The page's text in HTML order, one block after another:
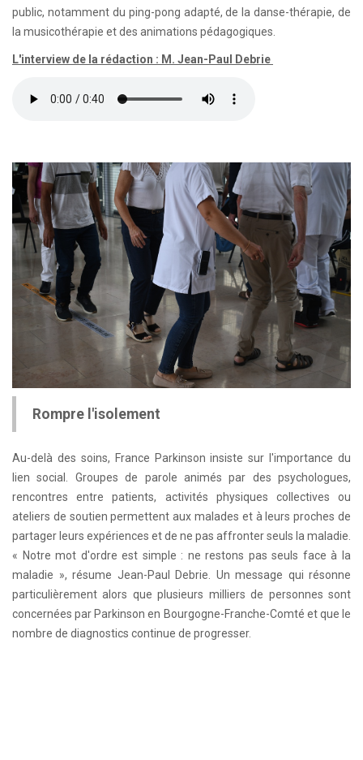
public, notamment du ping-pong adapté, de la danse-thérapie, de
la musicothérapie et des animations pédagogiques.
L'interview de la rédaction : M. Jean-Paul Debrie
Rompre l'isolement
Au-delà des soins, France Parkinson insiste sur l'importance du
lien social. Groupes de parole animés par des psychologues,
rencontres entre patients, activités physiques collectives ou
ateliers de soutien permettent aux malades et à leurs proches de
partager leurs expériences et de ne pas affronter seuls la maladie.
« Notre mot d'ordre est simple : ne restons pas seuls face à la
maladie », résume Jean-Paul Debrie. Un message qui résonne
particulièrement alors que plusieurs milliers de personnes sont
concernées par Parkinson en Bourgogne-Franche-Comté et que le
nombre de diagnostics continue de progresser.